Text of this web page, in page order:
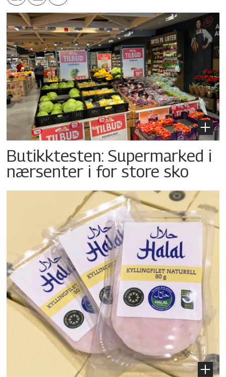
Butikktesten: Supermarked i
nærsenter i for store sko